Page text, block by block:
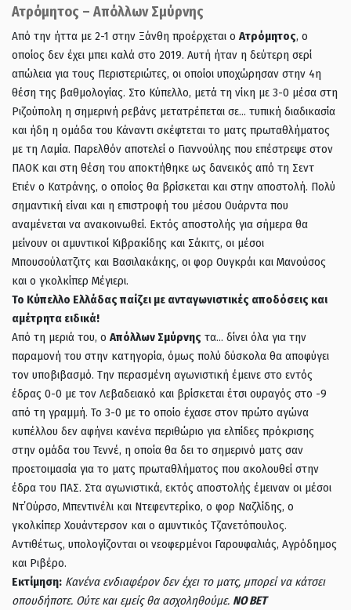
Ατρόμητος – Aπόλλων Σμύρνης
Από την ήττα με 2-1 στην Ξάνθη προέρχεται ο Ατρόμητος, ο
οποίος δεν έχει μπει καλά στο 2019. Αυτή ήταν η δεύτερη σερί
απώλεια για τους Περιστεριώτες, οι οποίοι υποχώρησαν στην 4η
θέση της βαθμολογίας. Στο Κύπελλο, μετά τη νίκη με 3-0 μέσα στη
Ριζούπολη η σημερινή ρεβάνς μετατρέπεται σε… τυπική διαδικασία
και ήδη η ομάδα του Κάναντι σκέφτεται το ματς πρωταθλήματος
με τη Λαμία. Παρελθόν αποτελεί ο Γιαννούλης που επέστρεψε στον
ΠΑΟΚ και στη θέση του αποκτήθηκε ως δανεικός από τη Σεντ
Ετιέν ο Κατράνης, ο οποίος θα βρίσκεται και στην αποστολή. Πολύ
σημαντική είναι και η επιστροφή του μέσου Ουάρντα που
αναμένεται να ανακοινωθεί. Εκτός αποστολής για σήμερα θα
μείνουν οι αμυντικοί Κιβρακίδης και Σάκιτς, οι μέσοι
Μπουσούλατζιτς και Βασιλακάκης, οι φορ Ουγκράι και Μανούσος
και ο γκολκίπερ Μέγιερι.
To Κύπελλο Ελλάδας παίζει με ανταγωνιστικές αποδόσεις και
αμέτρητα ειδικά!
Από τη μεριά του, ο Απόλλων Σμύρνης τα… δίνει όλα για την
παραμονή του στην κατηγορία, όμως πολύ δύσκολα θα αποφύγει
τον υποβιβασμό. Την περασμένη αγωνιστική έμεινε στο εντός
έδρας 0-0 με τον Λεβαδειακό και βρίσκεται έτσι ουραγός στο -9
από τη γραμμή. Το 3-0 με το οποίο έχασε στον πρώτο αγώνα
κυπέλλου δεν αφήνει κανένα περιθώριο για ελπίδες πρόκρισης
στην ομάδα του Τεννέ, η οποία θα δει το σημερινό ματς σαν
προετοιμασία για το ματς πρωταθλήματος που ακολουθεί στην
έδρα του ΠΑΣ. Στα αγωνιστικά, εκτός αποστολής έμειναν οι μέσοι
Ντ΄Ούρσο, Μπεντινέλι και Ντεφεντερίκο, ο φορ Ναζλίδης, ο
γκολκίπερ Χουάντερσον και ο αμυντικός Τζανετόπουλος.
Αντιθέτως, υπολογίζονται οι νεοφερμένοι Γαρουφαλιάς, Αγρόδημος
και Ριβέρο.
Εκτίμηση: Κανένα ενδιαφέρον δεν έχει το ματς, μπορεί να κάτσει
οπουδήποτε. Ούτε και εμείς θα ασχοληθούμε. ΝΟ ΒΕΤ